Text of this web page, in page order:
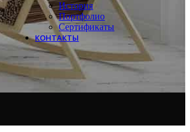
История
Портфолио
Сертификаты
КОНТАКТЫ